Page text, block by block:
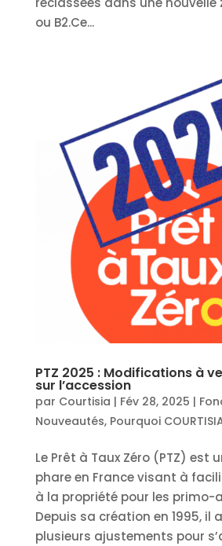
ou B2.Ce...
PTZ 2025 : Modifications à
sur l’accession
par Courtisia | Fév 28, 2025 |
Nouveautés, Pourquoi
Le Prêt à Taux Zéro (PTZ) est
phare en France visant à
à la propriété pour les primo-
Depuis sa création en 1995, il
plusieurs ajustements pour